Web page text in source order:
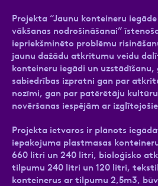
Projekta “Jaunu konteineru
vākšanas nodrošināšanai”
iepriekšminēto problēmu
jaunu dažādu atkritumu veidu
konteineru iegādi un uzstādīšanu,
sabiedrības izpratni gan par
nozīmi, gan par patērētāju
novēršanas iespējām ar
Projekta ietvaros ir plānots
iepakojuma plastmasas
660 litri un 240 litri, bioloģisko
tilpumu 240 litri un 120 litri,
konteinerus ar tilpumu 2,5m3,